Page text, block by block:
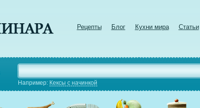
Рецепты Блог Кухни мира Статьи
Например: Кексы с начинкой